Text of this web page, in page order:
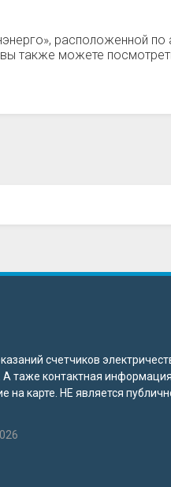
расположенной по
также можете
счетчиков
А таже контактная
карте. НЕ является